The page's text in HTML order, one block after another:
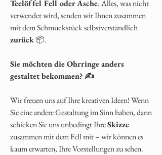
Teelöffel Fell oder Asche. Alles, was nicht
verwendet wird, senden wir Ihnen zusammen
mit dem Schmuckstück selbstverständlich
zurück📦.
Sie möchten die Ohrringe anders
gestaltet bekommen? ✍️
Wir freuen uns auf Ihre kreativen Ideen! Wenn
Sie eine andere Gestaltung im Sinn haben, dann
schicken Sie uns unbedingt IhreSkizze
zusammen mit dem Fell mit – wir können es
kaum erwarten, Ihre Vorstellungen zu sehen.